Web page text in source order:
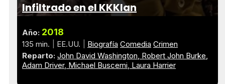
Infiltrado en el KKKlan
Año: 2018
135 min. EE.UU. Biografía Comedia Crimen
Reparto: John David Washington Robert John Burke
Adam Driver Michael Buscemi Laura Harrier